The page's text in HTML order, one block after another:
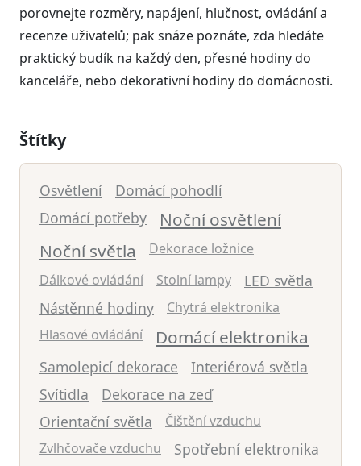
porovnejte rozměry, napájení, hlučnost, ovládání a
recenze uživatelů; pak snáze poznáte, zda hledáte
praktický budík na každý den, přesné hodiny do
kanceláře, nebo dekorativní hodiny do domácnosti.
Štítky
Osvětlení
Domácí pohodlí
Domácí potřeby
Noční osvětlení
Noční světla
Dekorace ložnice
Dálkové ovládání
Stolní lampy
LED světla
Nástěnné hodiny
Chytrá elektronika
Hlasové ovládání
Domácí elektronika
Samolepicí dekorace
Interiérová světla
Svítidla
Dekorace na zeď
Orientační světla
Čištění vzduchu
Zvlhčovače vzduchu
Spotřební elektronika